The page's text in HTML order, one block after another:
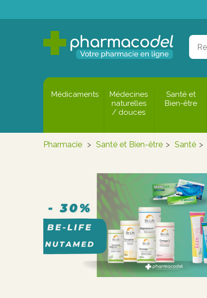
Médicaments
Médecines
naturelles
/ douces
Santé et
Bien-être
Pharmacie > Santé et Bien-être > Santé >